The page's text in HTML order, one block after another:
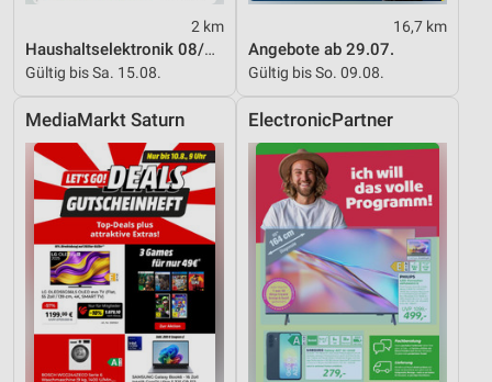
2 km
Haushaltselektronik 08/2026
Gültig bis Sa. 15.08.
16,7 km
Angebote ab 29.07.
Gültig bis So. 09.08.
MediaMarkt Saturn ElectronicPartner